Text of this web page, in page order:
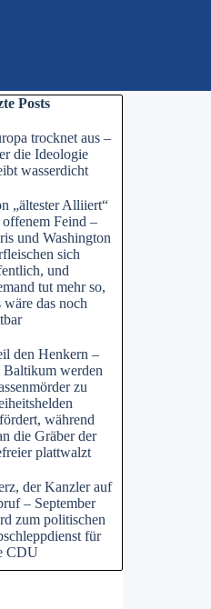
überspringen Letzte Posts
Posts
trocknet aus –
die Ideologie
wasserdicht
„ältester Alliiert“
offenem Feind –
und Washington
sich
und
tut mehr so,
wäre das noch
den Henkern –
Baltikum werden
zu
während
die Gräber der
plattwalzt
der Kanzler auf
– September
zum politischen
für
CDU